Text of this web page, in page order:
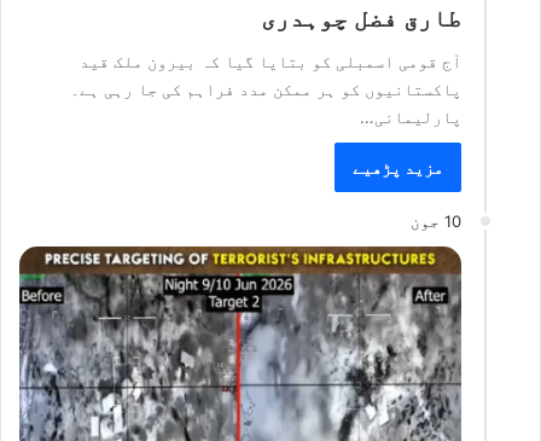
طارق فضل چوہدری
آج قومی اسمبلی کو بتایا گیا کہ بیرون ملک قید
پاکستانیوں کو ہر ممکن مدد فراہم کی جا رہی ہے۔
پارلیمانی…
مزید پڑھیے
10 جون